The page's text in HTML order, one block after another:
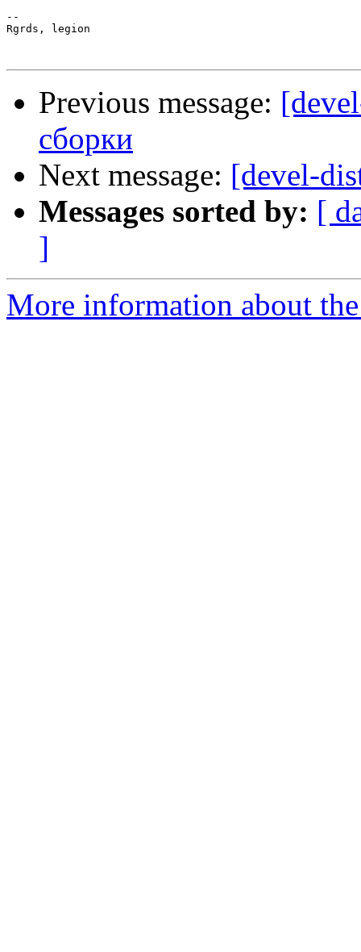
--
Rgrds, legion
Previous message:
сборки
Next message: [devel-
Messages sorted by: [
]
More information about